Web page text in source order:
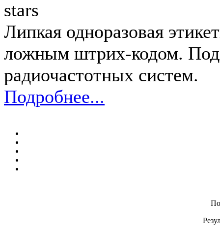
Липкая одноразовая
ложным штрих-кодом.
радиочастотных систем.
Подробнее...